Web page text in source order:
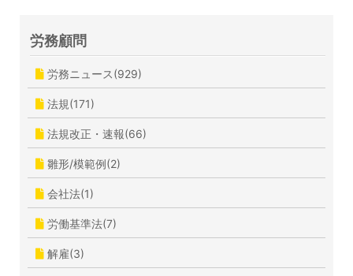
労務顧問
労務ニュース(929)
法規(171)
法規改正・速報(66)
雛形/模範例(2)
会社法(1)
労働基準法(7)
解雇(3)